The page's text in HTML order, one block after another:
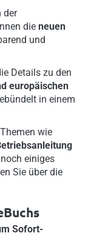
der
die neuen
und
Details zu den
europäischen
in einem
wie
einiges
Sie über die
Sofort-